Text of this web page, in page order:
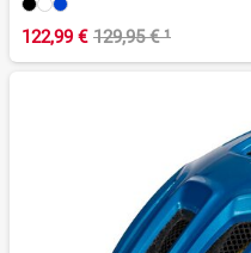
122,99 € 129,95 €¹